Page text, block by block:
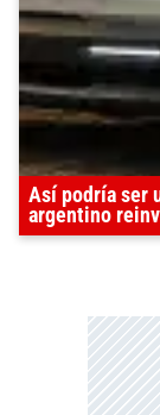
Así podría ser
argentino